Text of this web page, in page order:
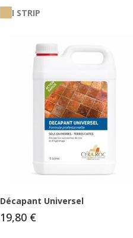
I STRIP
Décapant Universel
19,80 €